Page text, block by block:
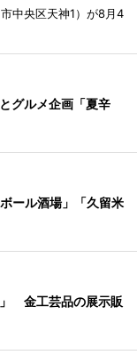
中央区天神1）が8月4
グルメ企画「夏辛
ール酒場」「久留米
金工芸品の展示販